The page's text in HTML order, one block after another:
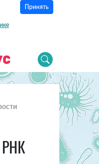
Принять
РНК